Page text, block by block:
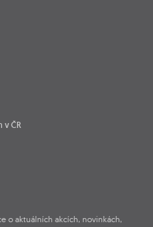
v ČR
o aktuálních akcích, novinkách,